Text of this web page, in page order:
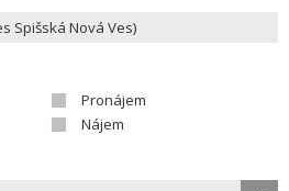
Pronájem
Nájem